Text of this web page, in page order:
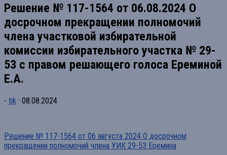
Решение № 117-1564 от 06.08.2024 О
досрочном прекращении полномочий
члена участковой избирательной
комиссии избирательного участка № 29-
53 с правом решающего голоса Ереминой
Е.А.
- tik · 08.08.2024
Решение № 117-1564 от 06 августа 2024 О досрочном
прекращении полномочий члена УИК 29-53 Еремина